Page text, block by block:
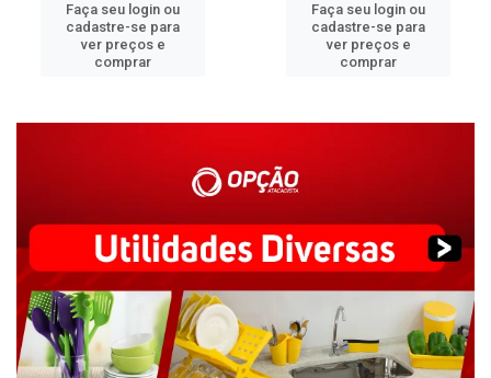
Faça seu login ou
cadastre-se para
ver preços e
comprar
Faça seu login ou
cadastre-se para
ver preços e
comprar